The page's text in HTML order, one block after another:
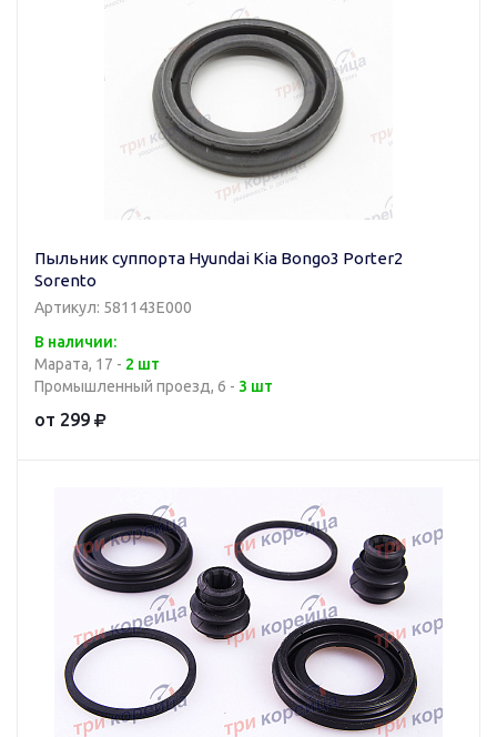
Пыльник суппорта Hyundai Kia Bongo3 Porter2
Sorento
Артикул: 581143E000
В наличии:
Марата, 17 - 2 шт
Промышленный проезд, 6 - 3 шт
от 299